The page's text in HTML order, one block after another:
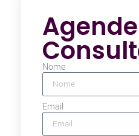
Nome
Email